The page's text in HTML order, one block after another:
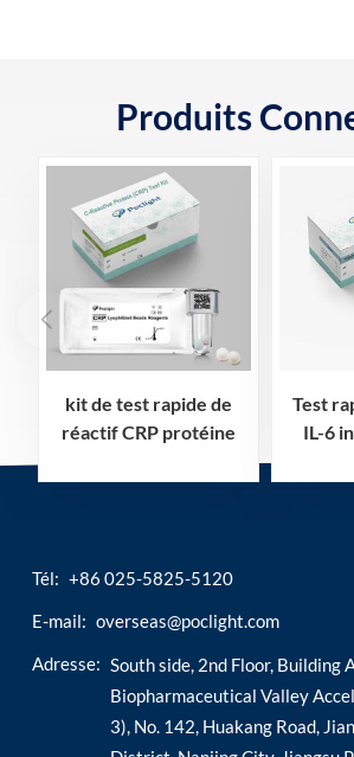
Produits
kit de test rapide de
réactif CRP protéine
Test
IL-6
Tél: +86 025-5825-5120
E-mail: overseas@poclight.com
Adresse: South side, 2nd Floor, Building
Biopharmaceutical Valley
3), No. 142, Huakang Road,